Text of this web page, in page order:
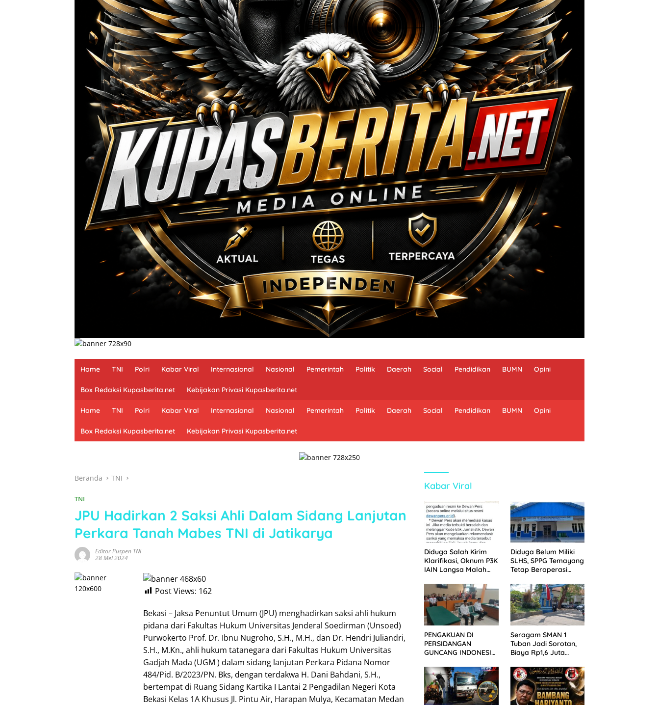
Home TNI Polri Kabar Viral Internasional Nasional Pemerintah Politik Daerah Social Pendidikan BUMN Opini
Box Redaksi Kupasberita.net Kebijakan Privasi Kupasberita.net
Home TNI Polri Kabar Viral Internasional Nasional Pemerintah Politik Daerah Social Pendidikan BUMN Opini
Box Redaksi Kupasberita.net Kebijakan Privasi Kupasberita.net
Beranda TNI
TNI
JPU Hadirkan 2 Saksi Ahli Dalam Sidang Lanjutan
Perkara Tanah Mabes TNI di Jatikarya
Editor Puspen TNI
28 Mei 2024
Post Views: 162
Bekasi – Jaksa Penuntut Umum (JPU) menghadirkan saksi ahli hukum
pidana dari Fakultas Hukum Universitas Jenderal Soedirman (Unsoed)
Purwokerto Prof. Dr. Ibnu Nugroho, S.H., M.H., dan Dr. Hendri Juliandri,
S.H., M.Kn., ahli hukum tatanegara dari Fakultas Hukum Universitas
Gadjah Mada (UGM ) dalam sidang lanjutan Perkara Pidana Nomor
484/Pid. B/2023/PN. Bks, dengan terdakwa H. Dani Bahdani, S.H.,
bertempat di Ruang Sidang Kartika I Lantai 2 Pengadilan Negeri Kota
Bekasi Kelas 1A Khusus Jl. Pintu Air, Harapan Mulya, Kecamatan Medan
Kabar Viral
Diduga Salah Kirim
Klarifikasi, Oknum P3K
IAIN Langsa Malah
Dewan Pers
Diduga Belum Miliki
SLHS, SPPG Temayang
Tetap Beroperasi
PENGAKUAN DI
PERSIDANGAN
GUNCANG INDONESIA!
DITUNDA, KELUARGA
KORBAN MENGAMUK
DI PN MALANG
Seragam SMAN 1
Tuban Jadi Sorotan,
Biaya Rp1,6 Juta
SPMB 2026